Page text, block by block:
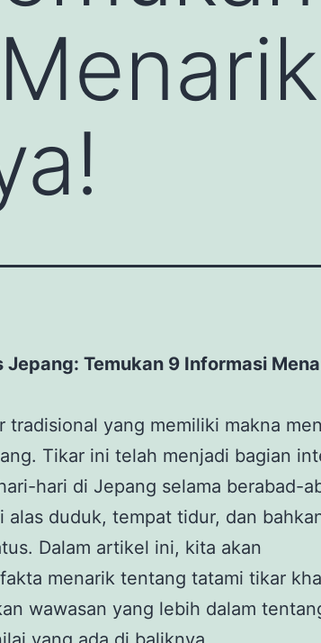
Jepang: Temukan 9 Informasi
tradisional yang memiliki makna
Tikar ini telah menjadi bagian
hari di Jepang selama berabad-
alas duduk, tempat tidur, dan
Dalam artikel ini, kita akan
menarik tentang tatami tikar
wawasan yang lebih dalam